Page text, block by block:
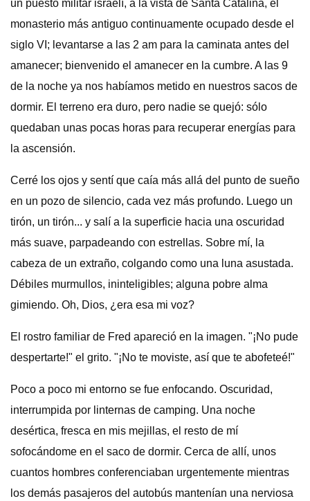
un puesto militar israelí, a la vista de Santa Catalina, el
monasterio más antiguo continuamente ocupado desde el
siglo VI; levantarse a las 2 am para la caminata antes del
amanecer; bienvenido el amanecer en la cumbre. A las 9
de la noche ya nos habíamos metido en nuestros sacos de
dormir. El terreno era duro, pero nadie se quejó: sólo
quedaban unas pocas horas para recuperar energías para
la ascensión.
Cerré los ojos y sentí que caía más allá del punto de sueño
en un pozo de silencio, cada vez más profundo. Luego un
tirón, un tirón... y salí a la superficie hacia una oscuridad
más suave, parpadeando con estrellas. Sobre mí, la
cabeza de un extraño, colgando como una luna asustada.
Débiles murmullos, ininteligibles; alguna pobre alma
gimiendo. Oh, Dios, ¿era esa mi voz?
El rostro familiar de Fred apareció en la imagen. "¡No pude
despertarte!" el grito. "¡No te moviste, así que te abofeteé!"
Poco a poco mi entorno se fue enfocando. Oscuridad,
interrumpida por linternas de camping. Una noche
desértica, fresca en mis mejillas, el resto de mí
sofocándome en el saco de dormir. Cerca de allí, unos
cuantos hombres conferenciaban urgentemente mientras
los demás pasajeros del autobús mantenían una nerviosa